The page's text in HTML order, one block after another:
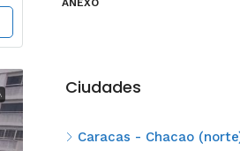
Ciudades
Caracas - Chacao